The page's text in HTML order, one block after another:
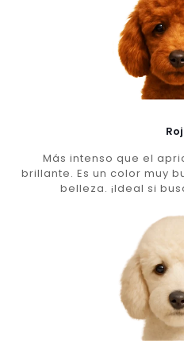
Más intenso que el
brillante. Es un color muy
belleza. ¡Ideal si